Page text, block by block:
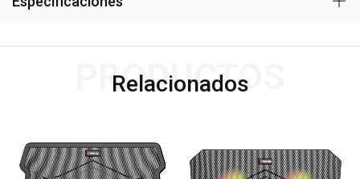
Relacionados
PRODUCTOS